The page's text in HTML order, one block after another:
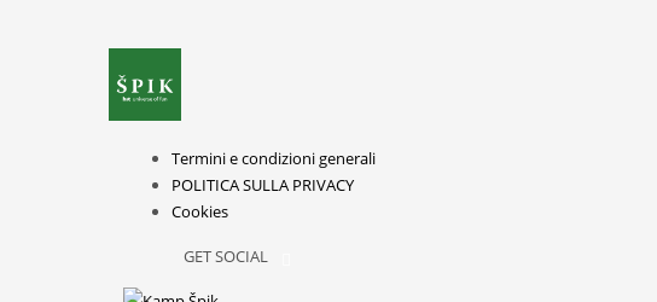
Termini e condizioni generali
POLITICA SULLA PRIVACY
Cookies
GET SOCIAL